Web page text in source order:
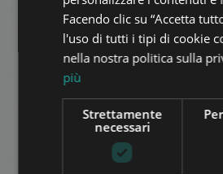
DÉVAI UTCA
Canone di affitto:
340.000
Quartiere 13 • 2 camere da letto • 51 m
Facendo clic su “Accetta
l'uso di tutti i tipi di cookie
nella nostra politica sulla
più
Strettamente
necessari